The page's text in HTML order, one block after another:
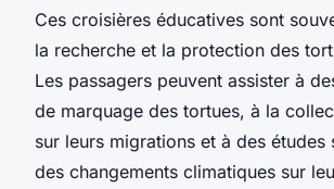
Ces croisières éducatives sont
la recherche et la protection des
Les passagers peuvent assister à
de marquage des tortues, à la
sur leurs migrations et à des études
des changements climatiques sur